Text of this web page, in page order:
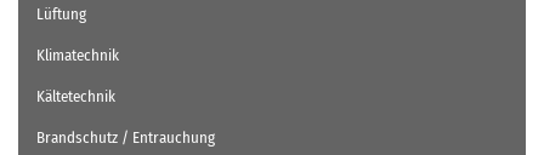
Lüftung
Klimatechnik
Kältetechnik
Brandschutz / Entrauchung